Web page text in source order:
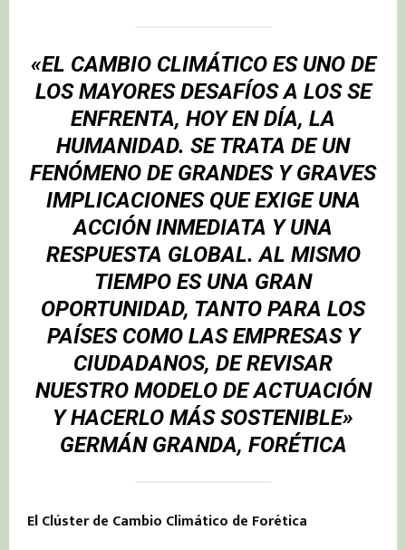
«EL CAMBIO CLIMÁTICO ES UNO DE
LOS MAYORES DESAFÍOS A LOS SE
ENFRENTA, HOY EN DÍA, LA
HUMANIDAD. SE TRATA DE UN
FENÓMENO DE GRANDES Y GRAVES
IMPLICACIONES QUE EXIGE UNA
ACCIÓN INMEDIATA Y UNA
RESPUESTA GLOBAL. AL MISMO
TIEMPO ES UNA GRAN
OPORTUNIDAD, TANTO PARA LOS
PAÍSES COMO LAS EMPRESAS Y
CIUDADANOS, DE REVISAR
NUESTRO MODELO DE ACTUACIÓN
Y HACERLO MÁS SOSTENIBLE»
GERMÁN GRANDA, FORÉTICA
El Clúster de Cambio Climático de Forética